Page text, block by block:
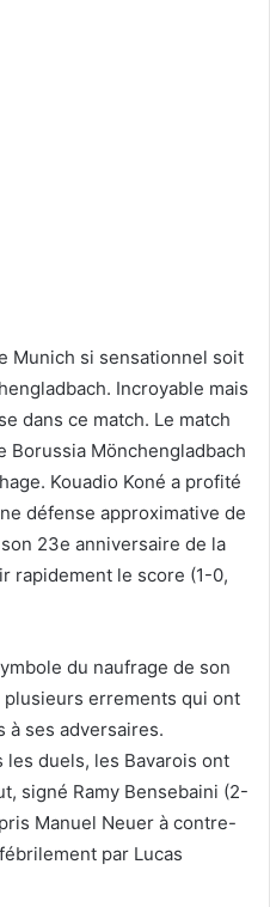
Munich si sensationnel soit
Incroyable mais
dans ce match. Le match
Borussia Mönchengladbach
Kouadio Koné a profité
défense approximative de
23e anniversaire de la
rapidement le score (1-0,
du naufrage de son
errements qui ont
à ses adversaires.
les duels, les Bavarois ont
signé Ramy Bensebaini (2-
Manuel Neuer à contre-
par Lucas